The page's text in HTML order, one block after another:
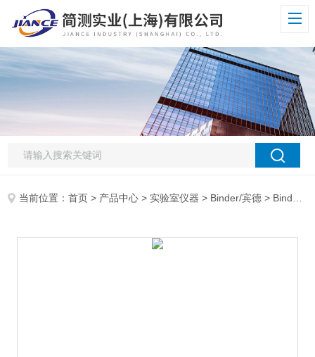
当前位置：首页 > 产品中心 > 实验室仪器 > Binder/宾德 > Binder德国宾得FDL115安全干燥箱